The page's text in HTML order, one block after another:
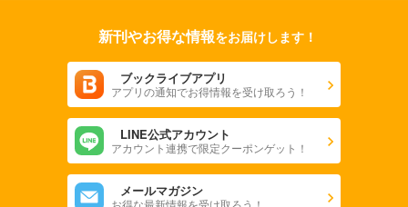
新刊やお得な情報をお届けします！
ブックライブアプリ
アプリの通知でお得情報を受け取ろう！
LINE公式アカウント
アカウント連携で限定クーポンゲット！
メールマガジン